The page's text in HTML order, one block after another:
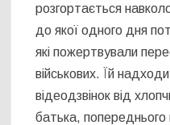
розгортається
до якої одного дня
які пожертвували
військових. Їй
відеодзвінок від
батька,